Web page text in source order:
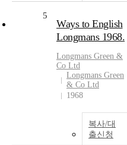
5
Ways to English
Longmans 1968.
Longmans Green &
Co Ltd
Longmans Green
& Co Ltd
1968
복사/대
출신청